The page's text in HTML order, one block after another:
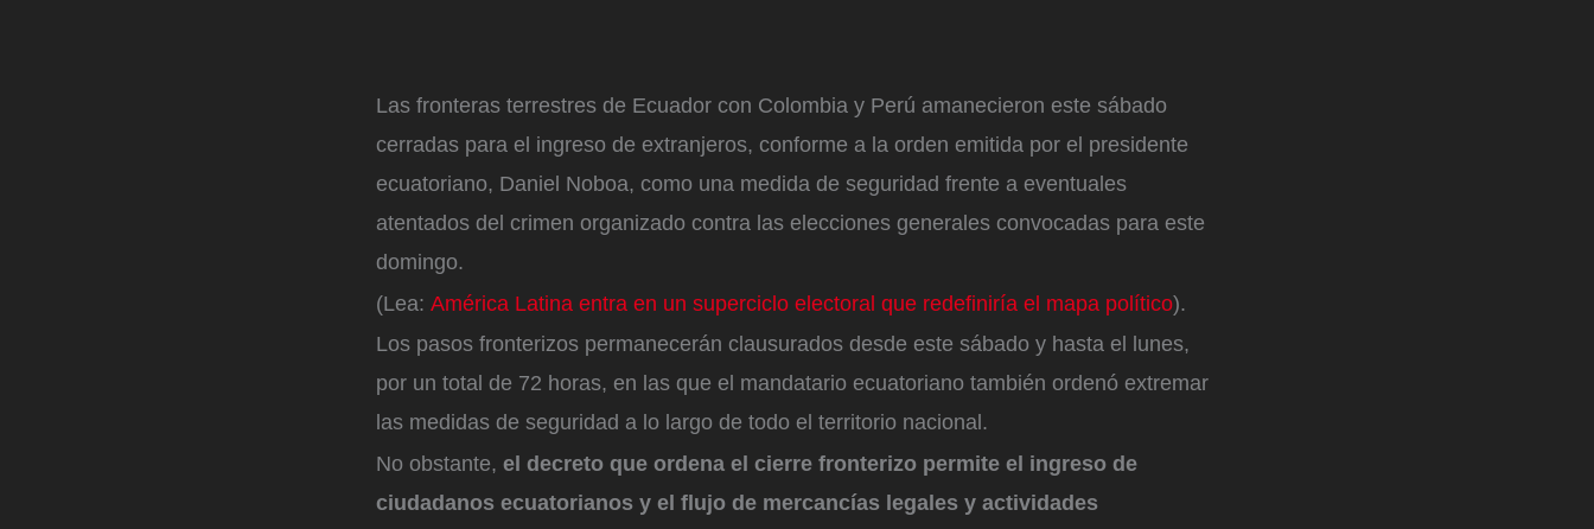
Las fronteras terrestres de Ecuador con Colombia y Perú amanecieron este sábado
cerradas para el ingreso de extranjeros, conforme a la orden emitida por el presidente
ecuatoriano, Daniel Noboa, como una medida de seguridad frente a eventuales
atentados del crimen organizado contra las elecciones generales convocadas para este
domingo.
(Lea: América Latina entra en un superciclo electoral que redefiniría el mapa político).
Los pasos fronterizos permanecerán clausurados desde este sábado y hasta el lunes,
por un total de 72 horas, en las que el mandatario ecuatoriano también ordenó extremar
las medidas de seguridad a lo largo de todo el territorio nacional.
No obstante, el decreto que ordena el cierre fronterizo permite el ingreso de
ciudadanos ecuatorianos y el flujo de mercancías legales y actividades